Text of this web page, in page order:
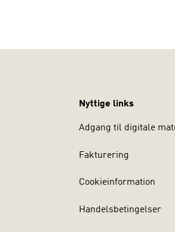
Nyttige links
Adgang til digitale
Fakturering
Cookieinformation
Handelsbetingelser